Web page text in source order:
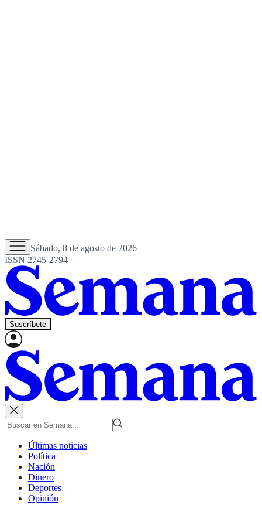
Sábado, 8 de agosto de 2026
ISSN 2745-2794
Suscríbete
Últimas noticias
Política
Nación
Dinero
Deportes
Opinión